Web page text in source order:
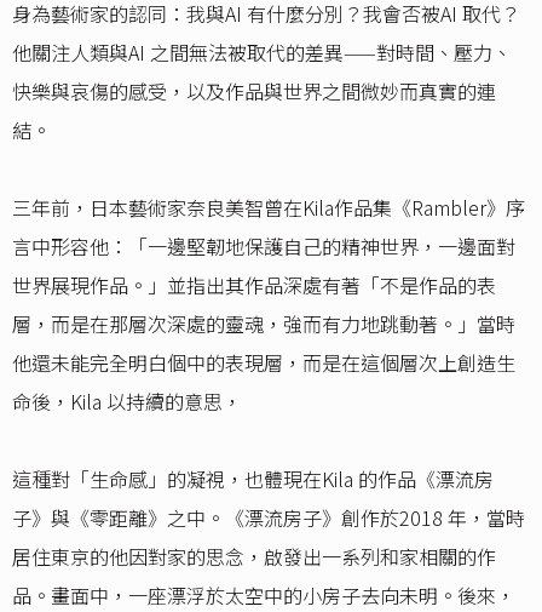
身為藝術家的認同：我與AI 有什麼分別？我會否被AI 取代？
他關注人類與AI 之間無法被取代的差異——對時間、壓力、
快樂與哀傷的感受，以及作品與世界之間微妙而真實的連
結。
三年前，日本藝術家奈良美智曾在Kila作品集《Rambler》序
言中形容他：「一邊堅韌地保護自己的精神世界，一邊面對
世界展現作品。」並指出其作品深處有著「不是作品的表
層，而是在那層次深處的靈魂，強而有力地跳動著。」當時
他還未能完全明白個中的表現層，而是在這個層次上創造生
命後，Kila 以持續的意思，
這種對「生命感」的凝視，也體現在Kila 的作品《漂流房
子》與《零距離》之中。《漂流房子》創作於2018 年，當時
居住東京的他因對家的思念，啟發出一系列和家相關的作
品。畫面中，一座漂浮於太空中的小房子去向未明。後來，